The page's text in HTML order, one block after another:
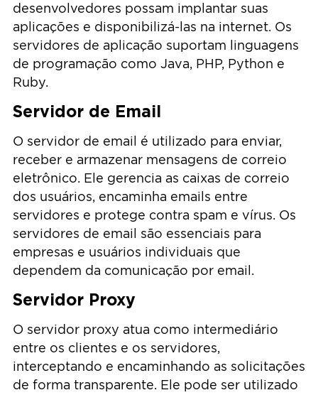
desenvolvedores possam implantar suas
aplicações e disponibilizá-las na internet. Os
servidores de aplicação suportam linguagens
de programação como Java, PHP, Python e
Ruby.
Servidor de Email
O servidor de email é utilizado para enviar,
receber e armazenar mensagens de correio
eletrônico. Ele gerencia as caixas de correio
dos usuários, encaminha emails entre
servidores e protege contra spam e vírus. Os
servidores de email são essenciais para
empresas e usuários individuais que
dependem da comunicação por email.
Servidor Proxy
O servidor proxy atua como intermediário
entre os clientes e os servidores,
interceptando e encaminhando as solicitações
de forma transparente. Ele pode ser utilizado